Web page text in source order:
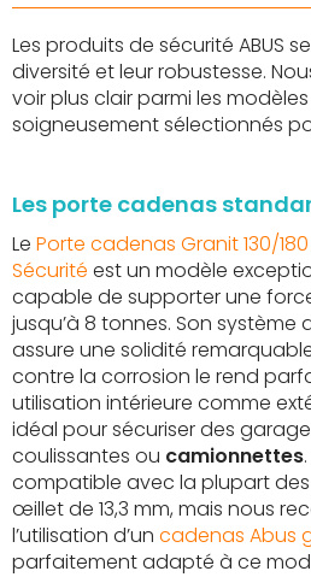
Les produits de sécurité ABUS
diversité et leur robustesse.
voir plus clair parmi les
soigneusement sélectionnés
Les porte cadenas
Le Porte cadenas Granit 130/
Sécurité est un modèle
capable de supporter une
jusqu’à 8 tonnes. Son
assure une solidité
contre la corrosion le rend
utilisation intérieure comme
idéal pour sécuriser des
coulissantes ou camionnettes
compatible avec la plupart
œillet de 13,3 mm, mais nous
l’utilisation d’un cadenas Abus
parfaitement adapté à ce